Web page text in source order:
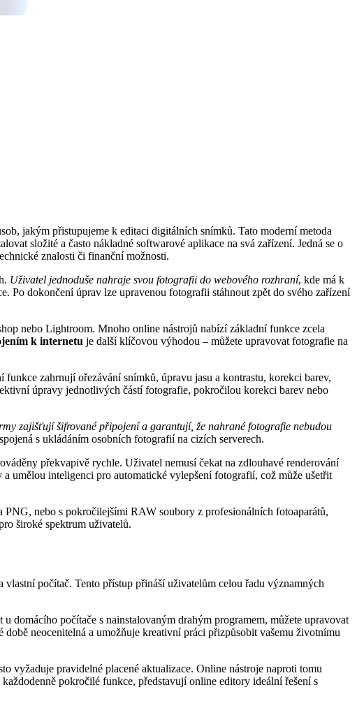
jakým přistupujeme k editaci digitálních snímků. Tato moderní metoda
složité a často nákladné softwarové aplikace na svá zařízení. Jedná se o
znalosti či finanční možnosti.
Uživatel jednoduše nahraje svou fotografii do webového rozhraní, kde má k
Po dokončení úprav lze upravenou fotografii stáhnout zpět do svého zařízení
nebo Lightroom. Mnoho online nástrojů nabízí základní funkce zcela
k internetu je další klíčovou výhodou – můžete upravovat fotografie na
zahrnují ořezávání snímků, úpravu jasu a kontrastu, korekci barev,
úpravy jednotlivých částí fotografie, pokročilou korekci barev nebo
zajišťují šifrované připojení a garantují, že nahrané fotografie nebudou
s ukládáním osobních fotografií na cizích serverech.
překvapivě rychle. Uživatel nemusí čekat na zdlouhavé renderování
umělou inteligenci pro automatické vylepšení fotografií, což může ušetřit
nebo s pokročilejšími RAW soubory z profesionálních fotoaparátů,
široké spektrum uživatelů.
počítač. Tento přístup přináší uživatelům celou řadu významných
domácího počítače s nainstalovaným drahým programem, můžete upravovat
neocenitelná a umožňuje kreativní práci přizpůsobit vašemu životnímu
vyžaduje pravidelné placené aktualizace. Online nástroje naproti tomu
pokročilé funkce, představují online editory ideální řešení s